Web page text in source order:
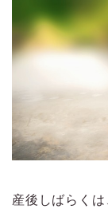
産後しばらく